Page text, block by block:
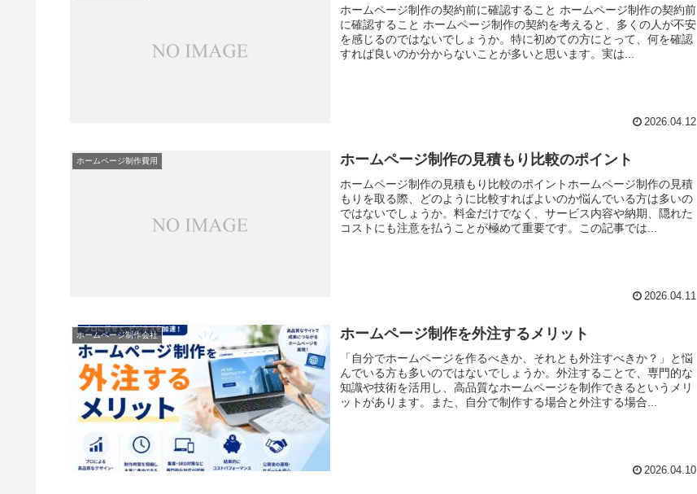
ホームページ制作の契約前に確認すること ホームページ制作の契約前
に確認すること ホームページ制作の契約を考えると、多くの人が不安
を感じるのではないでしょうか。特に初めての方にとって、何を確認
すれば良いのか分からないことが多いと思います。実は...
2026.04.12
ホームページ制作費用 ホームページ制作の見積もり比較のポイント
ホームページ制作の見積もり比較のポイントホームページ制作の見積
もりを取る際、どのように比較すればよいのか悩んでいる方は多いの
ではないでしょうか。料金だけでなく、サービス内容や納期、隠れた
コストにも注意を払うことが極めて重要です。この記事では...
2026.04.11
ホームページ制作会社 ホームページ制作を外注するメリット
「自分でホームページを作るべきか、それとも外注すべきか？」と悩
んでいる方も多いのではないでしょうか。外注することで、専門的な
知識や技術を活用し、高品質なホームページを制作できるというメリ
ットがあります。また、自分で制作する場合と外注する場合...
2026.04.10